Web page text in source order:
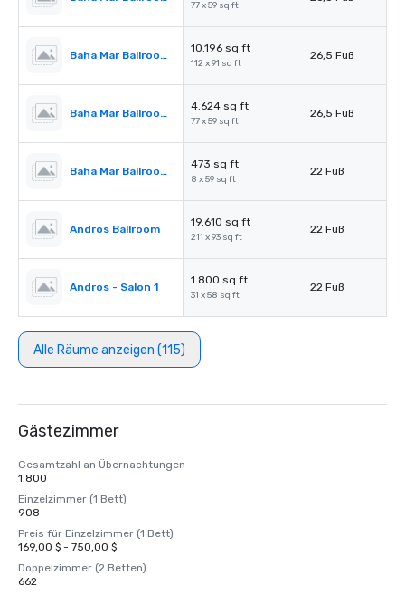
77 x 59 sq ft
Baha Mar Ballroom Salon 4
10.196 sq ft
112 x 91 sq ft
26,5 Fuß
Baha Mar Ballroom Salon 5
4.624 sq ft
77 x 59 sq ft
26,5 Fuß
Baha Mar Ballroom Corridor
473 sq ft
8 x 59 sq ft
22 Fuß
Andros Ballroom
19.610 sq ft
211 x 93 sq ft
22 Fuß
Andros - Salon 1
1.800 sq ft
31 x 58 sq ft
22 Fuß
Alle Räume anzeigen (115)
Gästezimmer
Gesamtzahl an Übernachtungen
1.800
Einzelzimmer (1 Bett)
908
Preis für Einzelzimmer (1 Bett)
169,00 $ - 750,00 $
Doppelzimmer (2 Betten)
662